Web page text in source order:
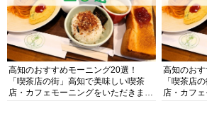
高知のおすすめモーニング20選！
「喫茶店の街」高知で美味しい喫茶
店・カフェモーニングをいただきま
高知のお
「喫茶店
店・カフ